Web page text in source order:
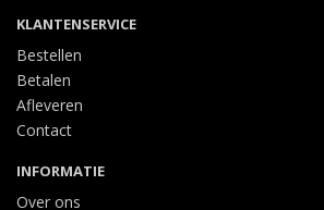
KLANTENSERVICE
Bestellen
Betalen
Afleveren
Contact
INFORMATIE
Over ons